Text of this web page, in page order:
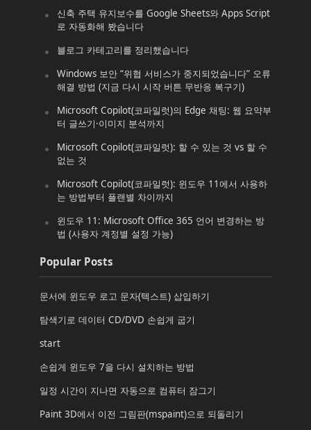
신축 주택 유지보수를 Google Sheets와 Apps Script
로 자동화해 봤습니다
블로그 카테고리를 정리했습니다
Windows 보안 “위협 서비스가 중지되었습니다” 오류
해결 방법 (지금 다시 시작 버튼 무반응 복구기)
Microsoft Copilot(코파일럿)의 Edge 채팅: 웹 요약부
터 글쓰기·이미지 분석까지
Microsoft Copilot(코파일럿): 할 수 있는 것 vs 할 수
없는 것
Microsoft Copilot(코파일럿): 윈도우 11에서 사용하
는 방법부터 플랜별 차이까지
윈도우 11: Microsoft Office 365 언어 변경하는 방
법 (사용자 계정별 설정 가능)
Popular Posts
문서에 윈도우 로고 문자(텍스트) 삽입하기
탐색기로 데이터 CD/DVD 손쉽게 굽기
start
손쉽게 윈도우 7을 다시 설치하는 방법
일정 시간이 지나면 자동으로 컴퓨터 잠그기
Paint 3D에서 이전 그림판(mspaint)으로 되돌리기